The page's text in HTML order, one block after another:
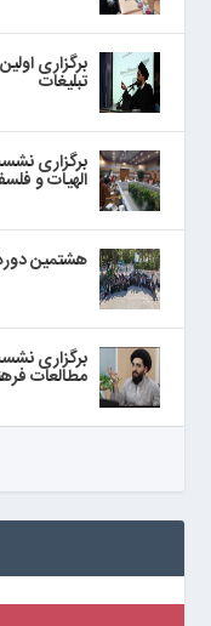
برگزاری
تبلیغات
برگزاری
الهیات و
هشتمین
برگزاری
مطالعات